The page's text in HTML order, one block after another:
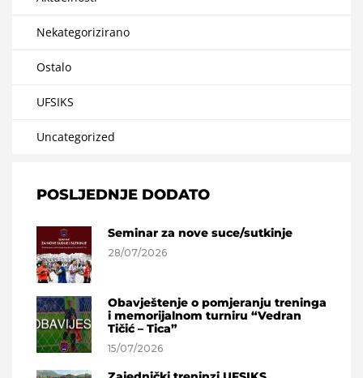
Nekategorizirano
Ostalo
UFSIKS
Uncategorized
POSLJEDNJE DODATO
Seminar za nove suce/sutkinje
28/07/2026
Obavještenje o pomjeranju treninga
i memorijalnom turniru “Vedran
Tičić – Tica”
15/07/2026